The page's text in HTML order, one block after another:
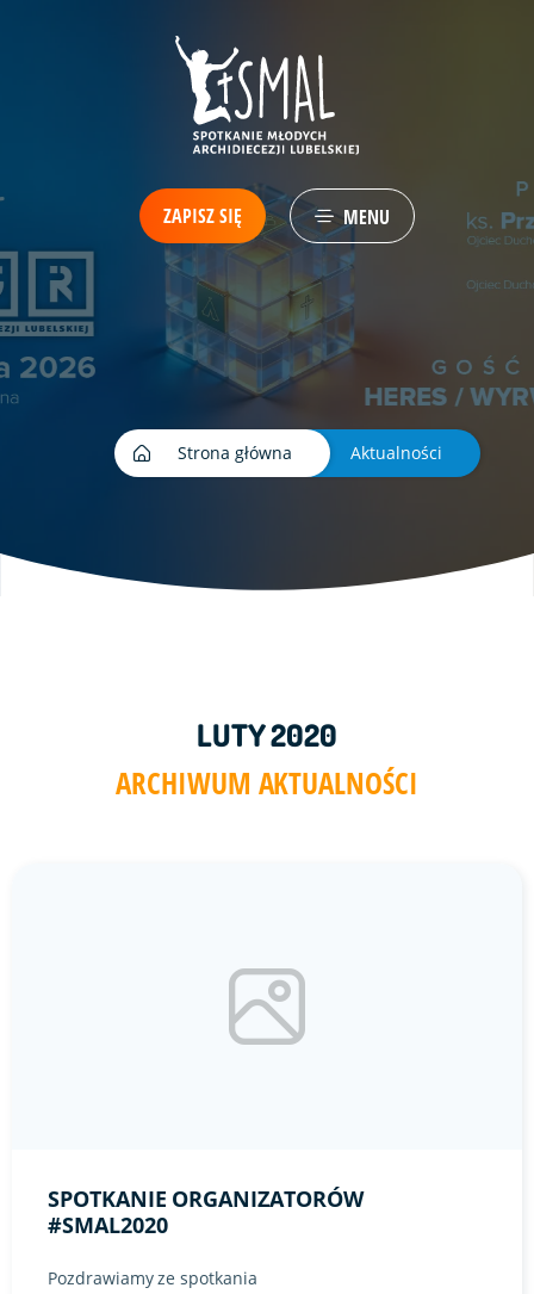
ZAPISZ SIĘ MENU
Strona główna Aktualności
LUTY 2020
ARCHIWUM AKTUALNOŚCI
SPOTKANIE ORGANIZATORÓW
#SMAL2020
Pozdrawiamy ze spotkania